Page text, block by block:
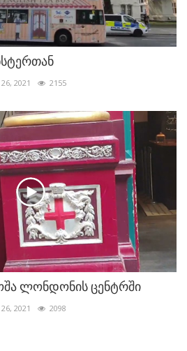
2021 2155
ლონდონის ცენტრში
2021 2098